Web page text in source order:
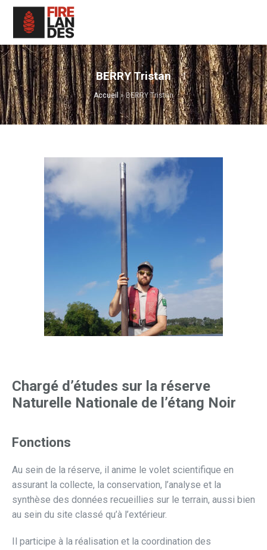
BERRY Tristan
Accueil »BERRY Tristan
Chargé d’études sur la réserve
Naturelle Nationale de l’étang Noir
Fonctions
Au sein de la réserve, il anime le volet scientifique en
assurant la collecte, la conservation, l’analyse et la
synthèse des données recueillies sur le terrain, aussi bien
au sein du site classé qu’à l’extérieur.
Il participe à la réalisation et la coordination des